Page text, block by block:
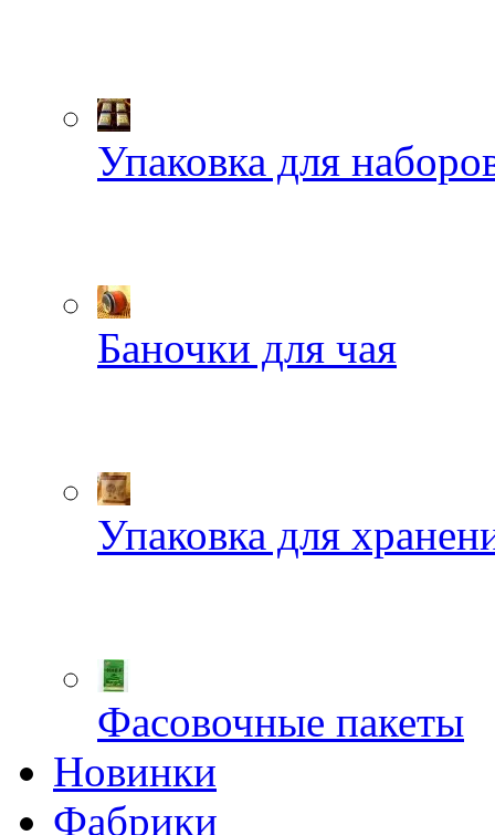
Упаковка для
Баночки для чая
Упаковка для
Фасовочные пакеты
Новинки
Фабрики